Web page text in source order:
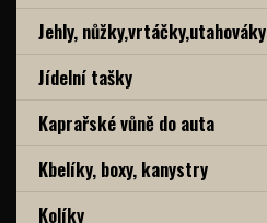
Jehly, nůžky,vrtáčky,utahováky
Jídelní tašky
Kaprařské vůně do auta
Kbelíky, boxy, kanystry
Kolíky